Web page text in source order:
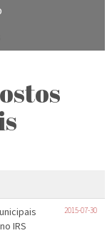
IRS
2015-07-30